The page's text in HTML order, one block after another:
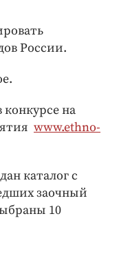
России.
на
www.ethno-
каталог с
заочный
10